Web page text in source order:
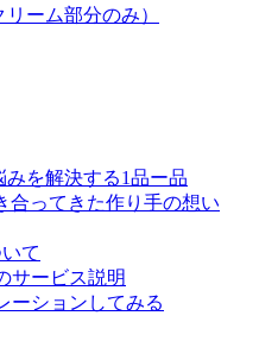
ーム部分のみ）
みを解決する1品ー品
合ってきた作り手の想い
て
サービス説明
ーションしてみる